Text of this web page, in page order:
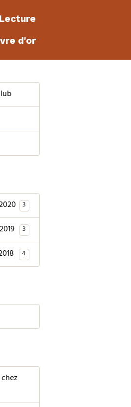
d'or
3
3
4